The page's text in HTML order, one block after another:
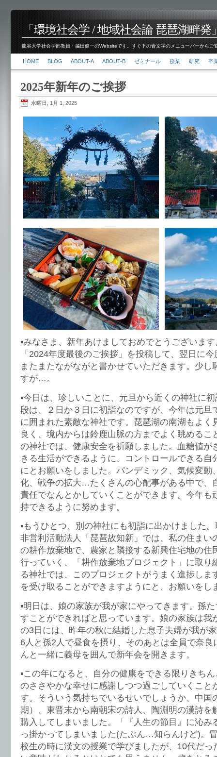
「環境社会学 / 地域社会論 琵琶湖畔発
龍谷大学社会学部教員・脇田健一のWebsiteです。すぐ下の青文字のメニューバーから
HOME BLOG ABOUT-A ABOUT-B ゼミナール 授業 研究 卒
2025年新年のご挨拶
水曜日, 1月 1, 2025
▪️みなさま、新年あけましておめでとうございま
「2024年度最後のご挨拶」を投稿して、翌日に
またまたながながと書かせていただきます。少し
すが…。
▪️今日は、珍しいことに、元旦から近くの神社に
段は、２日か３日に初詣なのですが、今年は元旦
に囲まれた素敵な神社です。琵琶湖の南湖もよく
良く、境内からは鈴鹿山脈の方までよく眺めるこ
の神社では、健康安全を祈願しました。血糖値が
きる生活ができるように、コントロールできる自
にとお願いをしました。パンデミック、気候変動
化、戦争の拡大…たくさんの心配事がある中で、
責任でなんとかしていくことができます。今年も
持できるように努めます。
▪️もうひとつ、別の神社にも初詣に出かけました
非営利活動法人「琵琶故知新」では、私の住まい
の耕作放棄地で、農家と隣接する新興住宅地の住
行っていく、「耕作放棄地プロジェクト」に取り
る神社では、このプロジェクトがうまく進捗しま
を受け取ることができますようにと、お願いをし
▪️明日は、娘の家族が我が家にやってきます。孫
すことができればと思っています。娘の家族は我
の3日には、昨年の秋に結婚した息子夫婦が我が
6人と孫2人で昼食を摂り、そのあとは全員で奈良
んと一緒に義母を囲んで新年会を開きます。
▪️この年になると、自分の健康をできる限りきち
のささやかな幸せに感謝しつつ過ごしていくこと
す。そういう気持ちでいるせいでしょうか、中国
期）、東晋末から南朝宋の詩人、陶淵明の漢詩を
購入してしまいました。「『人生の節目』に沁み
っ掛かってしまいました(たぶん…知らんけど)。
校生の時に漢文の授業で学びましたが、10代だっ